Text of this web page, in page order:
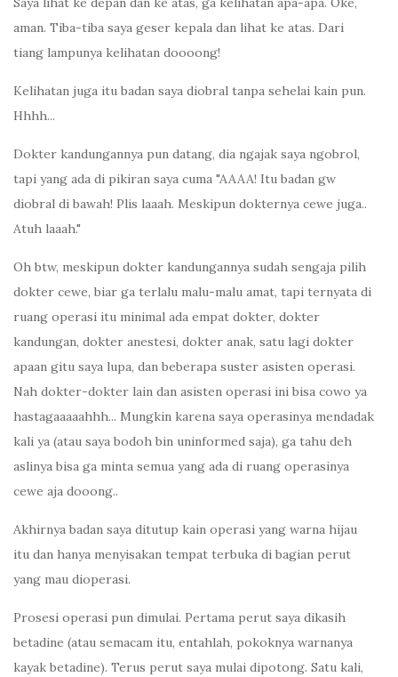
aman. Tiba-tiba saya geser kepala dan lihat ke atas. Dari
tiang lampunya kelihatan doooong!
Kelihatan juga itu badan saya diobral tanpa sehelai kain pun.
Hhhh...
Dokter kandungannya pun datang, dia ngajak saya ngobrol,
tapi yang ada di pikiran saya cuma "AAAA! Itu badan gw
diobral di bawah! Plis laaah. Meskipun dokternya cewe juga..
Atuh laaah."
Oh btw, meskipun dokter kandungannya sudah sengaja pilih
dokter cewe, biar ga terlalu malu-malu amat, tapi ternyata di
ruang operasi itu minimal ada empat dokter, dokter
kandungan, dokter anestesi, dokter anak, satu lagi dokter
apaan gitu saya lupa, dan beberapa suster asisten operasi.
Nah dokter-dokter lain dan asisten operasi ini bisa cowo ya
hastagaaaaahhh... Mungkin karena saya operasinya mendadak
kali ya (atau saya bodoh bin uninformed saja), ga tahu deh
aslinya bisa ga minta semua yang ada di ruang operasinya
cewe aja dooong..
Akhirnya badan saya ditutup kain operasi yang warna hijau
itu dan hanya menyisakan tempat terbuka di bagian perut
yang mau dioperasi.
Prosesi operasi pun dimulai. Pertama perut saya dikasih
betadine (atau semacam itu, entahlah, pokoknya warnanya
kayak betadine). Terus perut saya mulai dipotong. Satu kali,